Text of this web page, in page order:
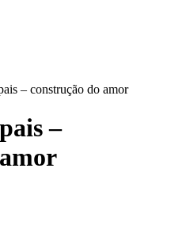
– construção do amor
–